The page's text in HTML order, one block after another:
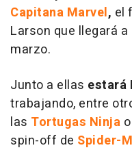
Capitana Marvel, el
Larson que llegará
marzo.
Junto a ellas estará
trabajando, entre
las Tortugas Ninja o
spin-off de Spider-